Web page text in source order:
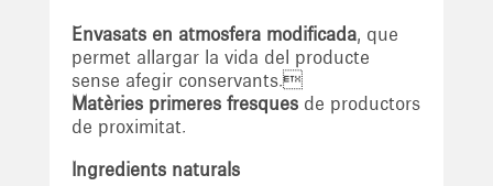
Envasats en atmosfera modificada, que
permet allargar la vida del producte
sense afegir conservants.
Matèries primeres fresquesde productors
de proximitat.
Ingredients naturals